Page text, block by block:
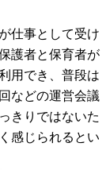
仕事として受け
護者と保育者が
用でき、普段は
などの運営会議
きりではないた
感じられるとい